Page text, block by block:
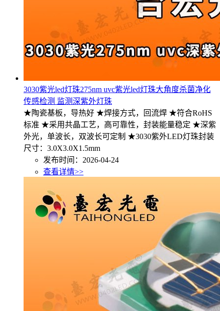
3030紫光led灯珠275nm uvc紫光led灯珠大角度杀菌净化
传感检测 监测深紫外灯珠
★陶瓷基板，导热好 ★焊接方式，回流焊 ★符合RoHS
标准 ★采用共晶工艺，高可靠性，封装能量稳定 ★深紫
外光，单波长，双波长可定制 ★3030紫外LED灯珠封装
尺寸：3.0X3.0X1.5mm
发布时间：2026-04-24
查看详情>>